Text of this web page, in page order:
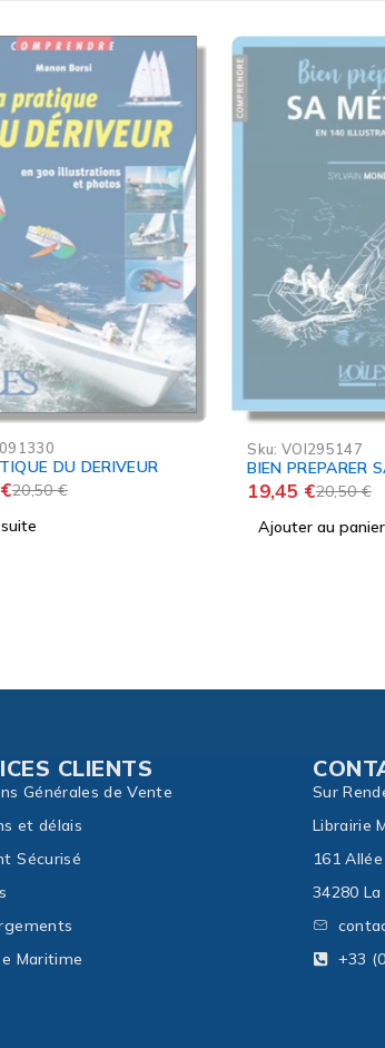
BIEN PREPARER SA METEO
CLIENTS
Générales de Vente
et délais
Sécurisé
Maritime
Sur
Librairie
161
34280
+33